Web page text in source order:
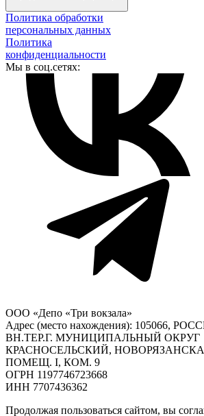
Политика обработки
персональных данных
Политика
конфиденциальности
Мы в соц.сетях:
ООО «Депо «Три вокзала»
Адрес (место нахождения): 105066,
ВН.ТЕР.Г. МУНИЦИПАЛЬНЫЙ ОКРУГ
КРАСНОСЕЛЬСКИЙ, НОВОРЯЗАНСКАЯ
ПОМЕЩ. I, КОМ. 9
ОГРН 1197746723668
ИНН 7707436362
Продолжая пользоваться сайтом, вы